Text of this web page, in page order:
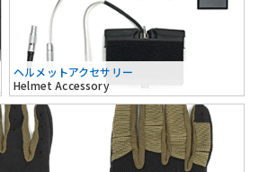
ヘルメットアクセサリー
Helmet Accessory